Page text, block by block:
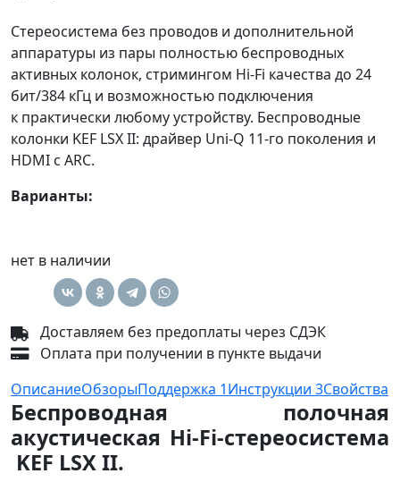
Стереосистема без проводов и дополнительной
аппаратуры из пары полностью беспроводных
активных колонок, стримингом Hi-Fi качества до 24
бит/384 кГц и возможностью подключения
к практически любому устройству. Беспроводные
колонки KEF LSX II: драйвер Uni-Q 11-го поколения и
HDMI с ARC.
Варианты:
нет в наличии
Доставляем без предоплаты через СДЭК
Оплата при получении в пункте выдачи
ОписаниеОбзорыПоддержка 1Инструкции 3Свойства
Беспроводная полочная
акустическая Hi-Fi-стереосистема
KEF LSX II.